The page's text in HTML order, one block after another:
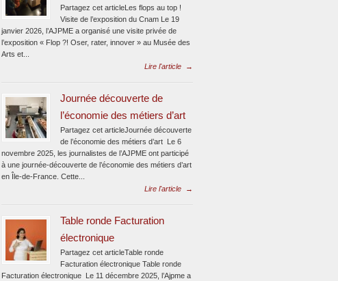
Partagez cet articleLes flops au top !
Visite de l’exposition du Cnam Le 19
janvier 2026, l’AJPME a organisé une visite privée de
l’exposition « Flop ?! Oser, rater, innover » au Musée des
Arts et...
Lire l'article
→
Journée découverte de
l’économie des métiers d’art
Partagez cet articleJournée découverte
de l’économie des métiers d’art Le 6
novembre 2025, les journalistes de l’AJPME ont participé
à une journée-découverte de l’économie des métiers d’art
en Île-de-France. Cette...
Lire l'article
→
Table ronde Facturation
électronique
Partagez cet articleTable ronde
Facturation électronique Table ronde
Facturation électronique Le 11 décembre 2025, l’Ajpme a